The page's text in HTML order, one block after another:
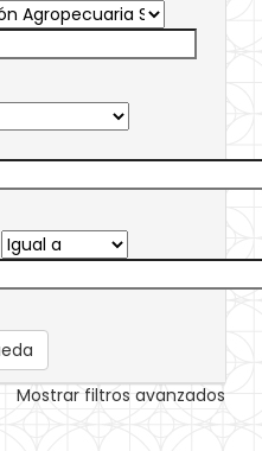
Mostrar filtros avanzados